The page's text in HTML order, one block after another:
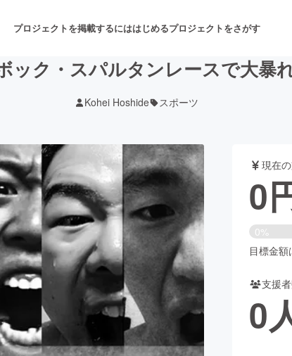
プロジェクトを掲載するにははじめるプロジェクトをさがす
舞台・パフォーマンス
ム・サービス開発 フード・飲食店
・雑誌出版 アニメ・漫画
チャレンジ ビューティー・ヘルス
ック・スパルタンレースで大暴
Kohei Hoshide スポーツ
現在
0
0%
目標金
支援
0